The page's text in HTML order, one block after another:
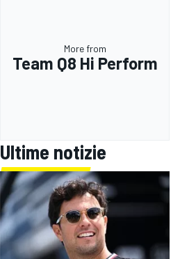
More from
Team Q8 Hi Perform
Ultime notizie